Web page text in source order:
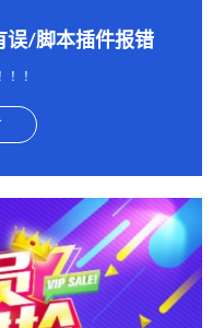
误/脚本插件报错
！！